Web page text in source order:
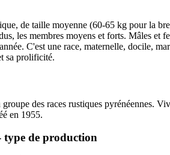
de taille moyenne (60-65 kg pour la
les membres moyens et forts. Mâles
C'est une race, maternelle, docile,
sa prolificité.
groupe des races rustiques pyrénéennes.
en 1955.
type de production